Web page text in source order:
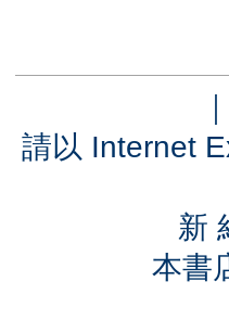
｜
請以 Internet
新
本書